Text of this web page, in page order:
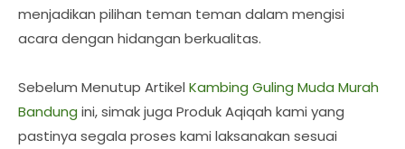
menjadikan pilihan teman teman dalam mengisi
acara dengan hidangan berkualitas.
Sebelum Menutup Artikel Kambing Guling Muda Murah
Bandung ini, simak juga Produk Aqiqah kami yang
pastinya segala proses kami laksanakan sesuai